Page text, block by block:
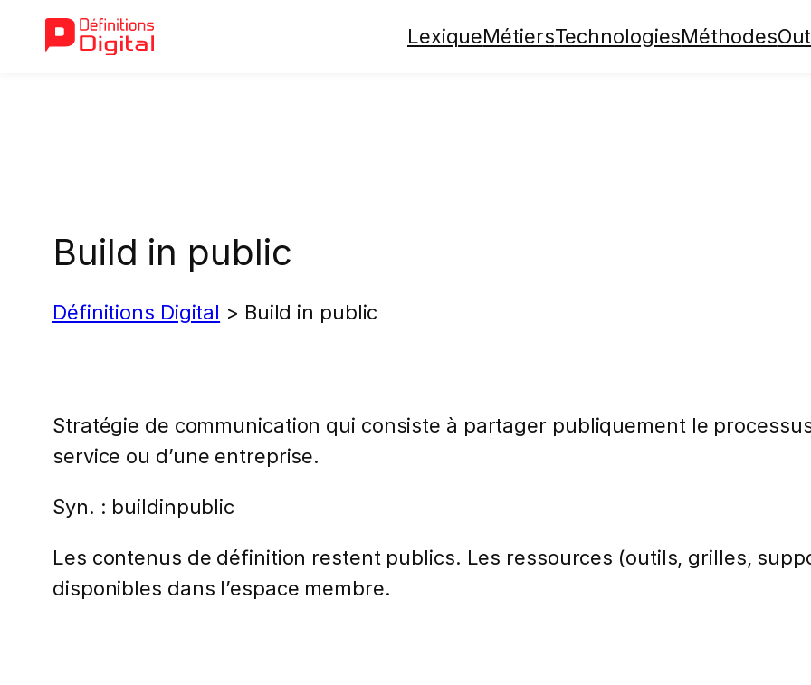
LexiqueMétiersTechnologiesMéthodes
Build in public
Définitions Digital > Build in public
Stratégie de communication qui consiste à partager publiquement le
service ou d’une entreprise.
Syn. : buildinpublic
Les contenus de définition restent publics. Les ressources (outils, grilles,
disponibles dans l’espace membre.